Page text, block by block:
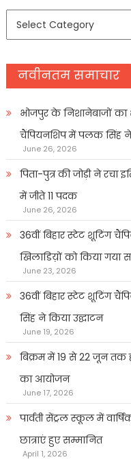
समाचार
नवीनतम समाचार
भोजपुर के निशानेबाजों का
चैंपियनशिप में पलक सिंह ने
June 26, 2026
पिता-पुत्र की जोड़ी ने रचा
में जीते 11 पदक
June 26, 2026
36वीं बिहार स्टेट शूटिंग
खिलाडिय़ों को किया गया
June 23, 2026
36वीं बिहार स्टेट शूटिंग
सिंह ने किया उद्घाटन
June 19, 2026
बिक्रम में 19 से 22 जून तक
का आयोजन
June 17, 2026
पार्वती सेंट्रल स्कूल में
छात्राएं हुए सम्मानित
April 1, 2026